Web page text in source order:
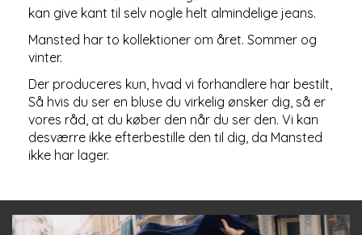
kan give kant til selv nogle helt almindelige jeans.
Mansted har to kollektioner om året. Sommer og
vinter.
Der produceres kun, hvad vi forhandlere har bestilt,
Så hvis du ser en bluse du virkelig ønsker dig, så er
vores råd, at du køber den når du ser den. Vi kan
desværre ikke efterbestille den til dig, da Mansted
ikke har lager.